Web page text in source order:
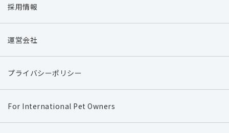
採用情報
運営会社
プライバシーポリシー
For International Pet Owners